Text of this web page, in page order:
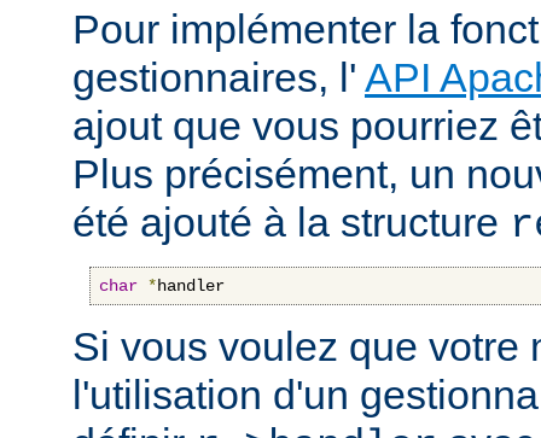
Pour implémenter la
gestionnaires, l' API
ajout que vous pourriez
Plus précisément, un
été ajouté à la structure
char *handler
Si vous voulez que votre
l'utilisation d'un